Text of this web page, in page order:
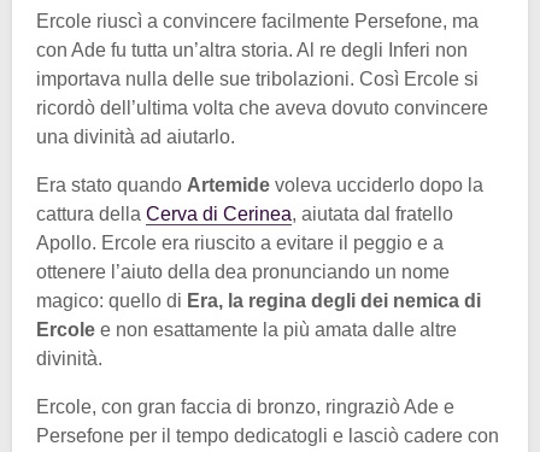
Ercole riuscì a convincere facilmente Persefone, ma
con Ade fu tutta un’altra storia. Al re degli Inferi non
importava nulla delle sue tribolazioni. Così Ercole si
ricordò dell’ultima volta che aveva dovuto convincere
una divinità ad aiutarlo.
Era stato quando Artemide voleva ucciderlo dopo la
cattura della Cerva di Cerinea, aiutata dal fratello
Apollo. Ercole era riuscito a evitare il peggio e a
ottenere l’aiuto della dea pronunciando un nome
magico: quello di Era, la regina degli dei nemica di
Ercole e non esattamente la più amata dalle altre
divinità.
Ercole, con gran faccia di bronzo, ringraziò Ade e
Persefone per il tempo dedicatogli e lasciò cadere con